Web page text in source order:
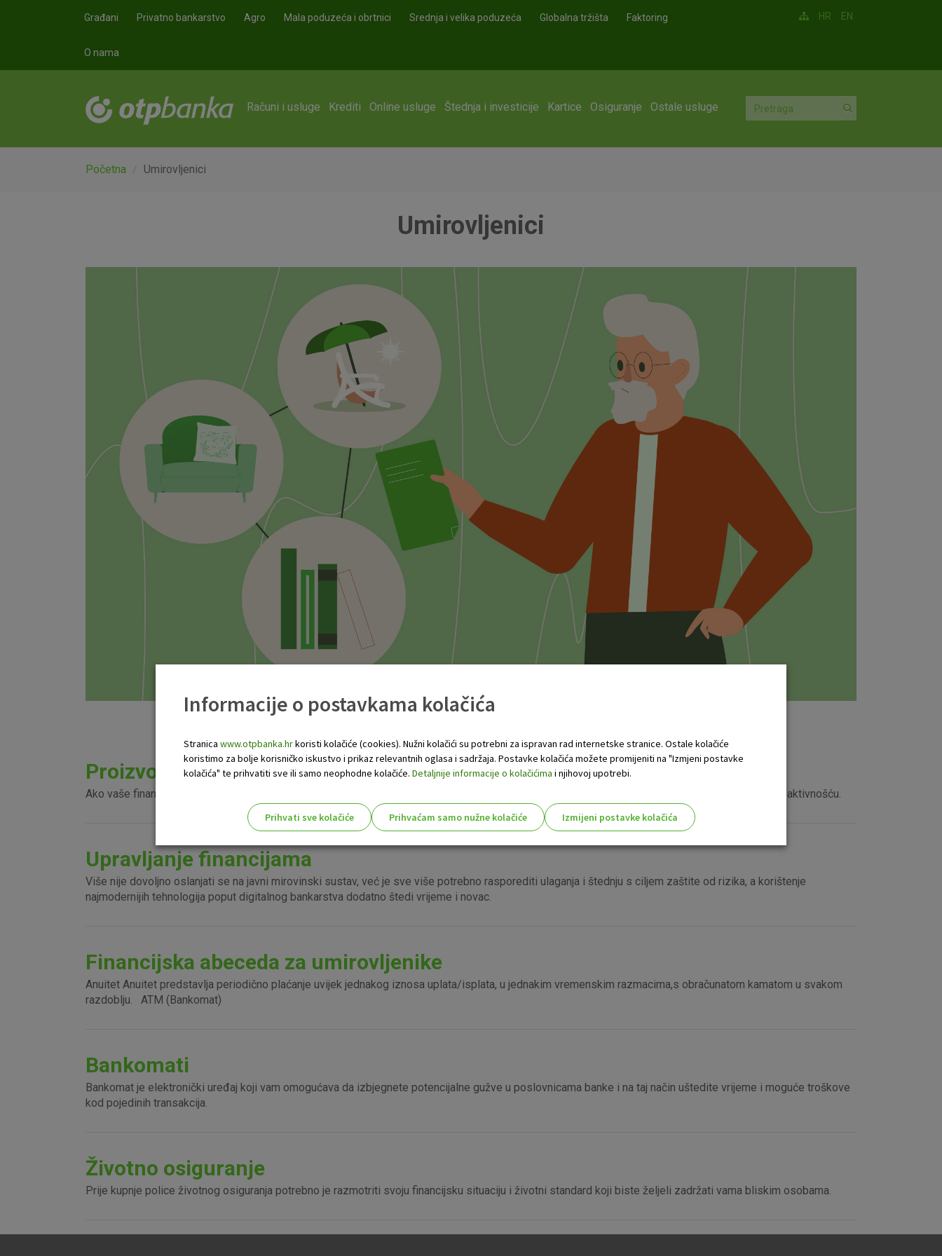
Građani Privatno bankarstvo Agro Mala poduzeća i obrtnici Srednja i velika poduzeća Globalna tržišta Faktoring
O nama
HR EN
Računi i usluge Krediti Online usluge Štednja i investicije Kartice Osiguranje Ostale usluge
Početna Umirovljenici
Umirovljenici
Proizvodi za jednostavnije financijsko poslovanje
Ako vaše financijsko poslovanje obavite putem digitalnih kanala, vrijeme čekanja u redu, barem u banci, lako možete zamijeniti nekom korisnijom aktivnošću.
Upravljanje financijama
Više nije dovoljno oslanjati se na javni mirovinski sustav, već je sve više potrebno rasporediti ulaganja i štednju s ciljem zaštite od rizika, a korištenje
najmodernijih tehnologija poput digitalnog bankarstva dodatno štedi vrijeme i novac.
Financijska abeceda za umirovljenike
Anuitet Anuitet predstavlja periodično plaćanje uvijek jednakog iznosa uplata/isplata, u jednakim vremenskim razmacima,s obračunatom kamatom u svakom
razdoblju. ATM (Bankomat)
Bankomati
Bankomat je elektronički uređaj koji vam omogućava da izbjegnete potencijalne gužve u poslovnicama banke i na taj način uštedite vrijeme i moguće troškove
kod pojedinih transakcija.
Životno osiguranje
Prije kupnje police životnog osiguranja potrebno je razmotriti svoju financijsku situaciju i životni standard koji biste željeli zadržati vama bliskim osobama.
Informacije o postavkama kolačića
Stranica www.otpbanka.hrkoristi kolačiće (cookies). Nužni kolačići su potrebni za ispravan rad internetske stranice. Ostale kolačiće
koristimo za bolje korisničko iskustvo i prikaz relevantnih oglasa i sadržaja. Postavke kolačića možete promijeniti na "Izmjeni postavke
kolačića" te prihvatiti sve ili samo neophodne kolačiće. Detaljnije informacije o kolačićima i njihovoj upotrebi.
Prihvati sve kolačiće Prihvaćam samo nužne kolačiće
Izmijeni postavke kolačića
radnje koje uključuju zahtjev za uslugama, kao što su postavke kolačića. Svoj
preglednik možete postaviti da blokira te kolačiće ili pošalje upozorenje o
njima, ali u tom slučaju neki dijelovi stranice neće raditi. Ti kolačići ne